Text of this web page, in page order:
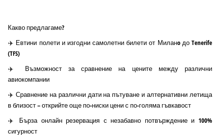
Какво предлагаме?
✈️ Евтини полети и изгодни самолетни билети от Миланo до Tenerife
(TFS)
✈️ Възможност за сравнение на цените между различни
авиокомпании
✈️ Сравнение на различни дати на пътуване и алтернативни летища
в близост – открийте още по-ниски цени с по-голяма гъвкавост
✈️ Бърза онлайн резервация с незабавно потвърждение и 100%
сигурност